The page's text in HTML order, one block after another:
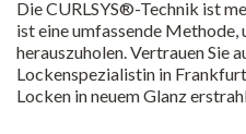
Die CURLSYS®-Technik ist
ist eine umfassende Methode,
herauszuholen. Vertrauen Sie
Lockenspezialistin in
Locken in neuem Glanz